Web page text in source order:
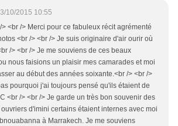
10/2015 10:55
> <br /> Merci pour ce fabuleux récit agrémenté
<br /> <br /> Je suis originaire d'air ourir où
/> <br /> Je me souviens de ces beaux
nous faisions un plaisir mes camarades et moi
au début des années soixante.<br /> <br />
pourquoi j'ai toujours pensé qu'ils étaient de
<br /> <br /> Je garde un très bon souvenir des
d'imini certains étaient internes avec moi
à Marrakech. Je me souviens